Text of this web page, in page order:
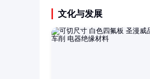
文化与发展